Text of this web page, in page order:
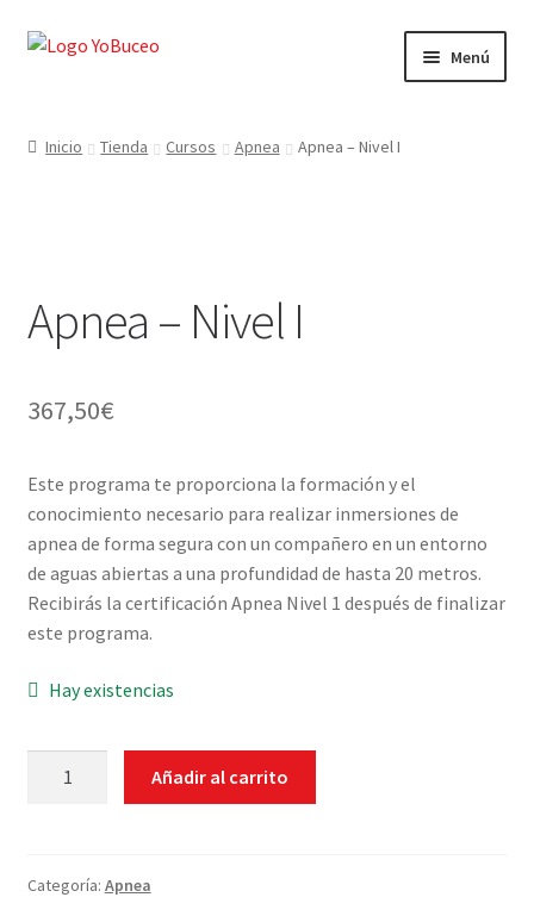
Ir
Ir
Menú
OFERTAS LAST MINUTE
MI CUENTA
WEB YOBUCEO
Inicio Tienda Cursos Apnea Apnea – Nivel I
Apnea – Nivel I
367,50€
Este programa te proporciona la formación y el
conocimiento necesario para realizar inmersiones de
apnea de forma segura con un compañero en un entorno
de aguas abiertas a una profundidad de hasta 20 metros.
Recibirás la certificación Apnea Nivel 1 después de finalizar
este programa.
Hay existencias
cantidad
Añadir al carrito
Categoría: Apnea